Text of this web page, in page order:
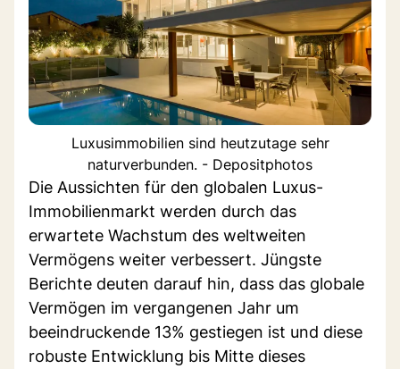
Luxusimmobilien sind heutzutage sehr
naturverbunden. - Depositphotos
Die Aussichten für den globalen Luxus-
Immobilienmarkt werden durch das
erwartete Wachstum des weltweiten
Vermögens weiter verbessert. Jüngste
Berichte deuten darauf hin, dass das globale
Vermögen im vergangenen Jahr um
beeindruckende 13% gestiegen ist und diese
robuste Entwicklung bis Mitte dieses